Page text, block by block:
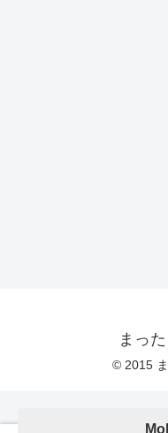
まっ
© 2015 ま